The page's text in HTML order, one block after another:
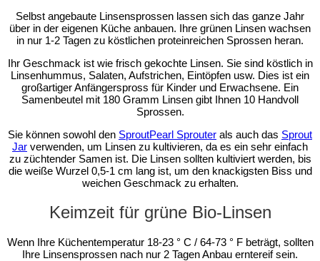
Selbst angebaute Linsensprossen lassen sich das ganze Jahr
über in der eigenen Küche anbauen. Ihre grünen Linsen wachsen
in nur 1-2 Tagen zu köstlichen proteinreichen Sprossen heran.
Ihr Geschmack ist wie frisch gekochte Linsen. Sie sind köstlich in
Linsenhummus, Salaten, Aufstrichen, Eintöpfen usw. Dies ist ein
großartiger Anfängerspross für Kinder und Erwachsene. Ein
Samenbeutel mit 180 Gramm Linsen gibt Ihnen 10 Handvoll
Sprossen.
Sie können sowohl den SproutPearl Sprouter als auch das Sprout
Jar verwenden, um Linsen zu kultivieren, da es ein sehr einfach
zu züchtender Samen ist. Die Linsen sollten kultiviert werden, bis
die weiße Wurzel 0,5-1 cm lang ist, um den knackigsten Biss und
weichen Geschmack zu erhalten.
Keimzeit für grüne Bio-Linsen
Wenn Ihre Küchentemperatur 18-23 ° C / 64-73 ° F beträgt, sollten
Ihre Linsensprossen nach nur 2 Tagen Anbau erntereif sein.